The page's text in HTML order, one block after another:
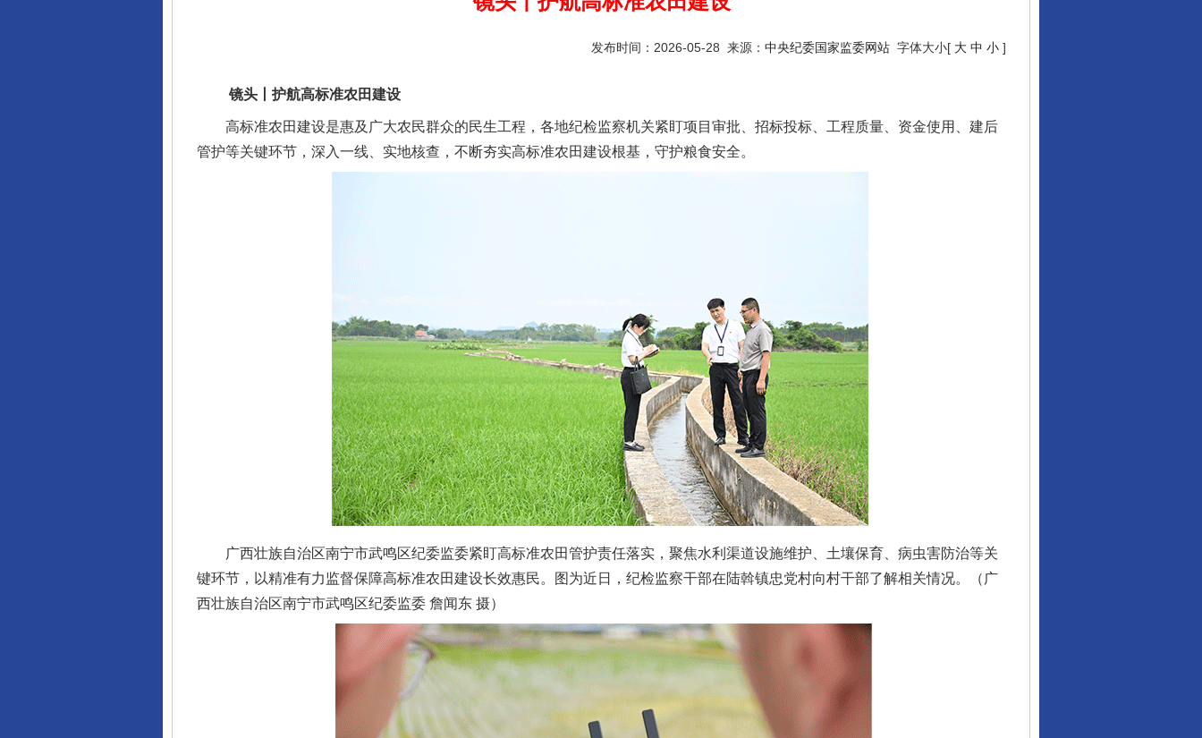
发布时间：2026-05-28 来源： 中央纪委国家监委网站 字体大小[ 大 中 小 ]
镜头丨护航高标准农田建设
高标准农田建设是惠及广大农民群众的民生工程，各地纪检监察机关紧盯项目审批、招标投标、工程质量、资金使用、建后
管护等关键环节，深入一线、实地核查，不断夯实高标准农田建设根基，守护粮食安全。
广西壮族自治区南宁市武鸣区纪委监委紧盯高标准农田管护责任落实，聚焦水利渠道设施维护、土壤保育、病虫害防治等关
键环节，以精准有力监督保障高标准农田建设长效惠民。图为近日，纪检监察干部在陆斡镇忠党村向村干部了解相关情况。（广
西壮族自治区南宁市武鸣区纪委监委 詹闻东 摄）